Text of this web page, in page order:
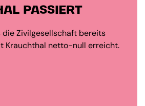
PASSIERT
die Zivilgesellschaft bereits
Krauchthal netto-null erreicht.